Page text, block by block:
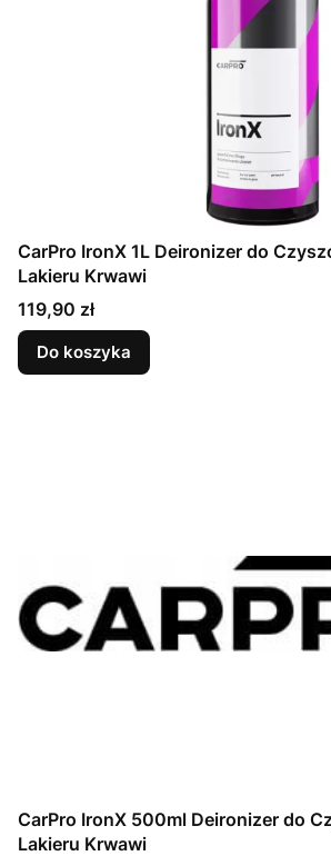
CarPro IronX 1L Deironizer do
Lakieru Krwawi
Cena
119,90 zł
Do koszyka
CarPro IronX 500ml Deironizer do
Lakieru Krwawi